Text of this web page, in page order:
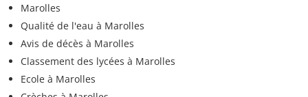
Marolles
Qualité de l'eau à Marolles
Avis de décès à Marolles
Classement des lycées à Marolles
Ecole à Marolles